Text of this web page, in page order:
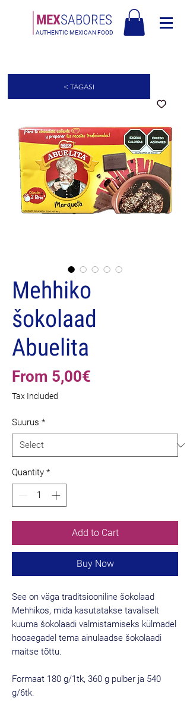
MEXSABORES
AUTHENTIC MEXICAN FOOD
Mehhiko
šokolaad
Abuelita
From 5,00€
Tax Included
Suurus *
Quantity *
Add to Cart
Buy Now
See on väga traditsiooniline šokolaad
Mehhikos, mida kasutatakse tavaliselt
kuuma šokolaadi valmistamiseks külmadel
hooaegadel tema ainulaadse šokolaadi
maitse tõttu.
Formaat 180 g/1tk, 360 g pulber ja 540
g/6tk.
< TAGASI